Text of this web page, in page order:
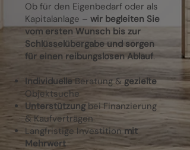
Ob für den Eigenbedarf oder als
Kapitalanlage – wir begleiten Sie
vom ersten Wunsch bis zur
Schlüsselübergabe und sorgen
für einen reibungslosen Ablauf.
IndividuelleBeratung &gezielte
Objektsuche
Unterstützungbei Finanzierung
& Kaufverträgen
Langfristige Investition mit
Mehrwert